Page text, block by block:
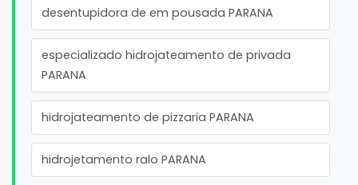
desentupidora de em pousada PARANA
especializado hidrojateamento de privada
PARANA
hidrojateamento de pizzaria PARANA
hidrojetamento ralo PARANA